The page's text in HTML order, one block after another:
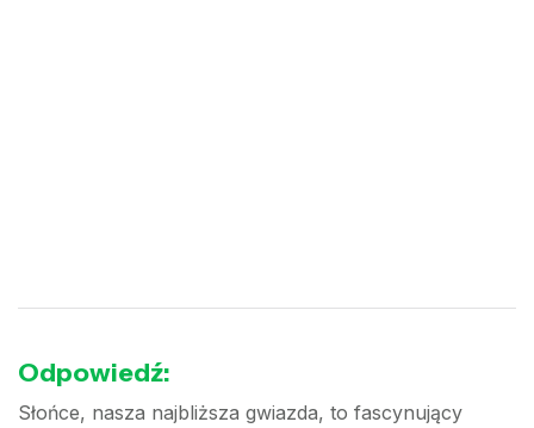
Odpowiedź:
Słońce, nasza najbliższa gwiazda, to fascynujący